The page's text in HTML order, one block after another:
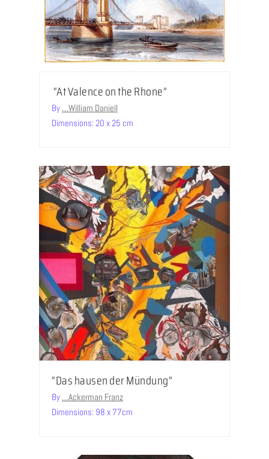
“At Valence on the Rhone”
By …William Daniell
Dimensions: 20 x 25 cm
“Das hausen der Mündung”
By …Ackerman Franz
Dimensions: 98 x 77cm